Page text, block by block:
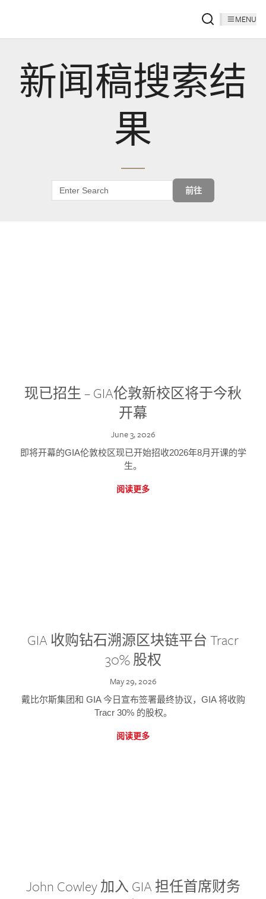
MENU
新闻稿搜索结
果
前往
现已招生 – GIA伦敦新校区将于今秋
开幕
June 3, 2026
即将开幕的GIA伦敦校区现已开始招收2026年8月开课的学
生。
阅读更多
GIA 收购钻石溯源区块链平台 Tracr
30% 股权
May 29, 2026
戴比尔斯集团和 GIA 今日宣布签署最终协议，GIA 将收购
Tracr 30% 的股权。
阅读更多
John Cowley 加入 GIA 担任首席财务